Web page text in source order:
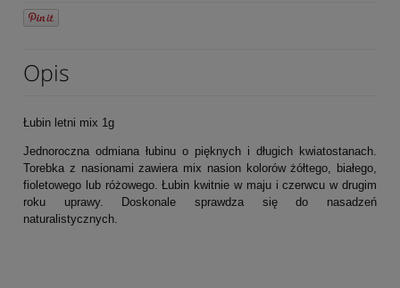
Opis
Łubin letni mix 1g
Jednoroczna odmiana łubinu o pięknych i długich kwiatostanach.
Torebka z nasionami zawiera mix nasion kolorów żółtego, białego,
fioletowego lub różowego. Łubin kwitnie w maju i czerwcu w drugim
roku uprawy. Doskonale sprawdza się do nasadzeń
naturalistycznych.